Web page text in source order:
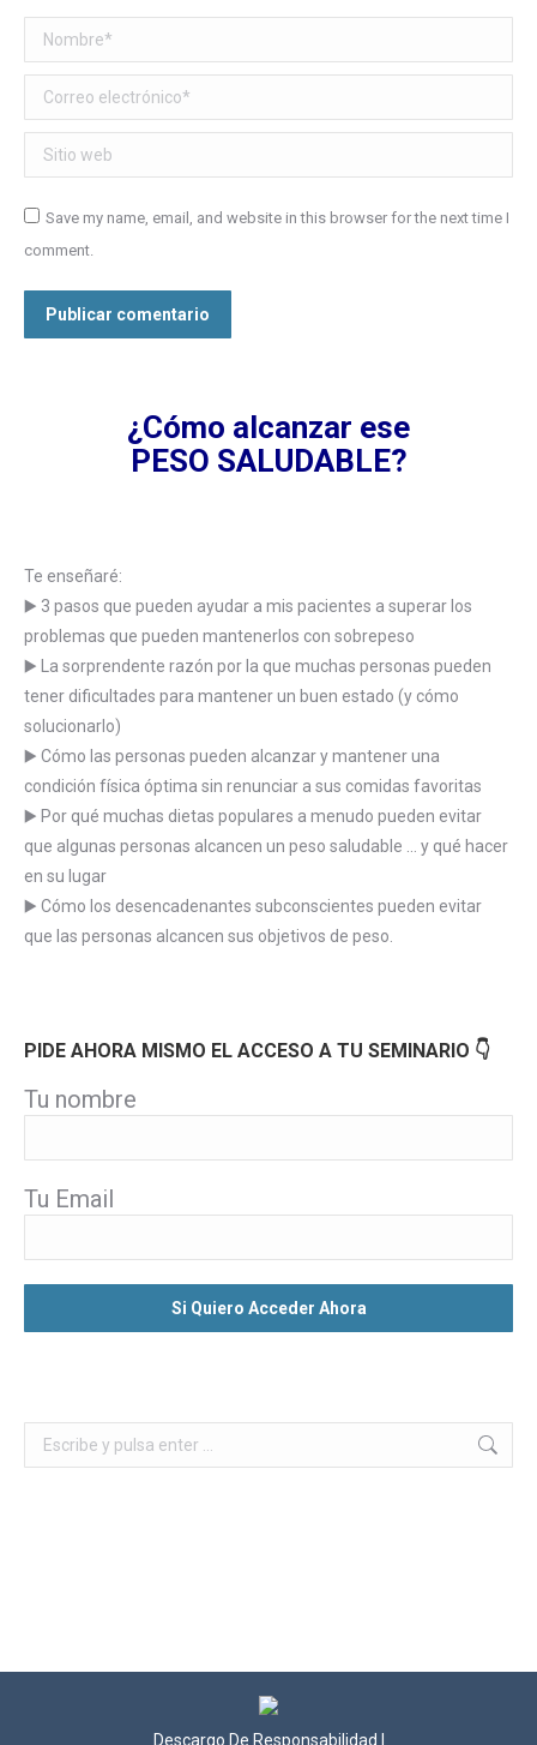
Nombre *
Correo electrónico *
Sitio web
Save my name, email, and website in this browser for the next time I
comment.
Publicar comentario
¿Cómo alcanzar ese
PESO SALUDABLE?
Te enseñaré:
▶️ 3 pasos que pueden ayudar a mis pacientes a superar los
problemas que pueden mantenerlos con sobrepeso
▶️ La sorprendente razón por la que muchas personas pueden
tener dificultades para mantener un buen estado (y cómo
solucionarlo)
▶️ Cómo las personas pueden alcanzar y mantener una
condición física óptima sin renunciar a sus comidas favoritas
▶️ Por qué muchas dietas populares a menudo pueden evitar
que algunas personas alcancen un peso saludable … y qué hacer
en su lugar
▶️ Cómo los desencadenantes subconscientes pueden evitar
que las personas alcancen sus objetivos de peso.
PIDE AHORA MISMO EL ACCESO A TU SEMINARIO 👇
Tu nombre
Tu Email
Buscar:
Descargo De Responsabilidad